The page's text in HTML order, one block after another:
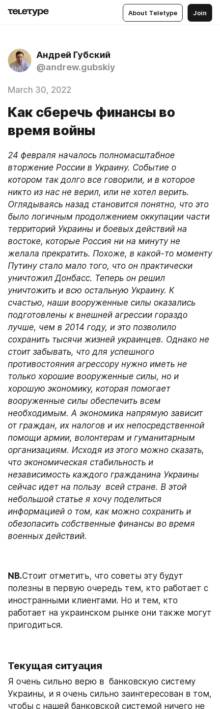
About Teletype Join
Андрей Губский
@andrew.gubskiy
March 30, 2022
Как сберечь финансы во
время войны
24 февраля началось полномасштабное
вторжение России в Украину. Событие о
котором так долго все говорили, и в которое
никто из нас не верил, или не хотел верить.
Оглядываясь назад становится понятно, что это
было логичным продолжением оккупации части
территорий Украины и боевых действий на
востоке, которые Россия ни на минуту не
желала прекратить. Похоже, в какой-то моменту
Путину стало мало того, что он практически
уничтожил Донбасс. Теперь он решил
уничтожить и всю остальную Украину. К
счастью, наши вооруженные силы оказались
подготовлены к внешней агрессии гораздо
лучше, чем в 2014 году, и это позволило
сохранить тысячи жизней украинцев. Однако не
стоит забывать, что для успешного
противостояния агрессору нужно иметь не
только хорошие вооруженные силы, но и
хорошую экономику, которая помогает
вооруженные силы обеспечить всем
необходимым. А экономика напрямую зависит
от граждан, их налогов и их непосредственной
помощи армии, волонтерам и гуманитарным
организациям. Исходя из этого можно сказать,
что экономическая стабильность и
независимость каждого гражданина Украины
сейчас идет на пользу  всей стране. В этой
небольшой статье я хочу поделиться
информацией о том, как можно сохранить и
обезопасить собственные финансы во время
военных действий.
NB.Стоит отметить, что советы эту будут
полезны в первую очередь тем, кто работает с
иностранными клиентами. Но и тем, кто
работает на украинском рынке они также могут
пригодиться.
Текущая ситуация
Я очень сильно верю в  банковскую систему
Украины, и я очень сильно заинтересован в том,
чтобы с нашей банковской системой ничего не